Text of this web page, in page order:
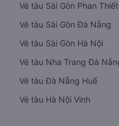
Vé tàu Sài Gòn Phan Thiết
Vé tàu Sài Gòn Đà Nẵng
Vé tàu Sài Gòn Hà Nội
Vé tàu Nha Trang Đà
Vé tàu Đà Nẵng Huế
Vé tàu Hà Nội Vinh